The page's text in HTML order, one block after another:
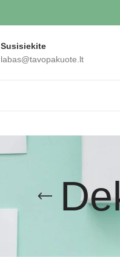
Susisiekite
labas@tavopakuote.lt